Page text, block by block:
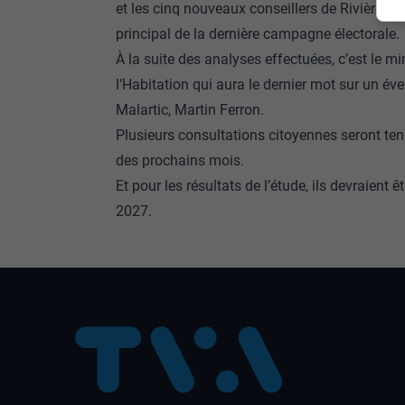
et les cinq nouveaux conseillers de Rivière-
principal de la dernière campagne électorale.
À la suite des analyses effectuées, c’est le
l’Habitation qui aura le dernier mot sur un
Malartic, Martin Ferron.
Plusieurs consultations citoyennes seront
des prochains mois.
Et pour les résultats de l’étude, ils devraient
2027.